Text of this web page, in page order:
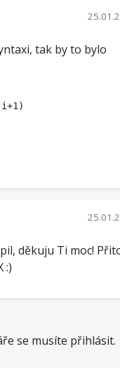
tak by to bylo
děkuju Ti moc!
:)
se musíte přihlásit.